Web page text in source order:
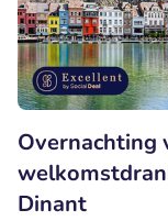
Overnachting
Dinant